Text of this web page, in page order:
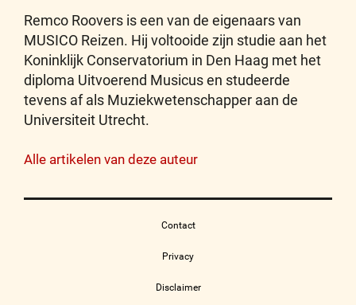
Remco Roovers is een van de eigenaars van
MUSICO Reizen. Hij voltooide zijn studie aan het
Koninklijk Conservatorium in Den Haag met het
diploma Uitvoerend Musicus en studeerde
tevens af als Muziekwetenschapper aan de
Universiteit Utrecht.
Alle artikelen van deze auteur
Contact
Privacy
Disclaimer